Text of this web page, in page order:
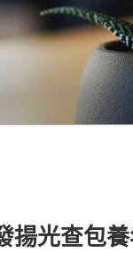
揚光查包